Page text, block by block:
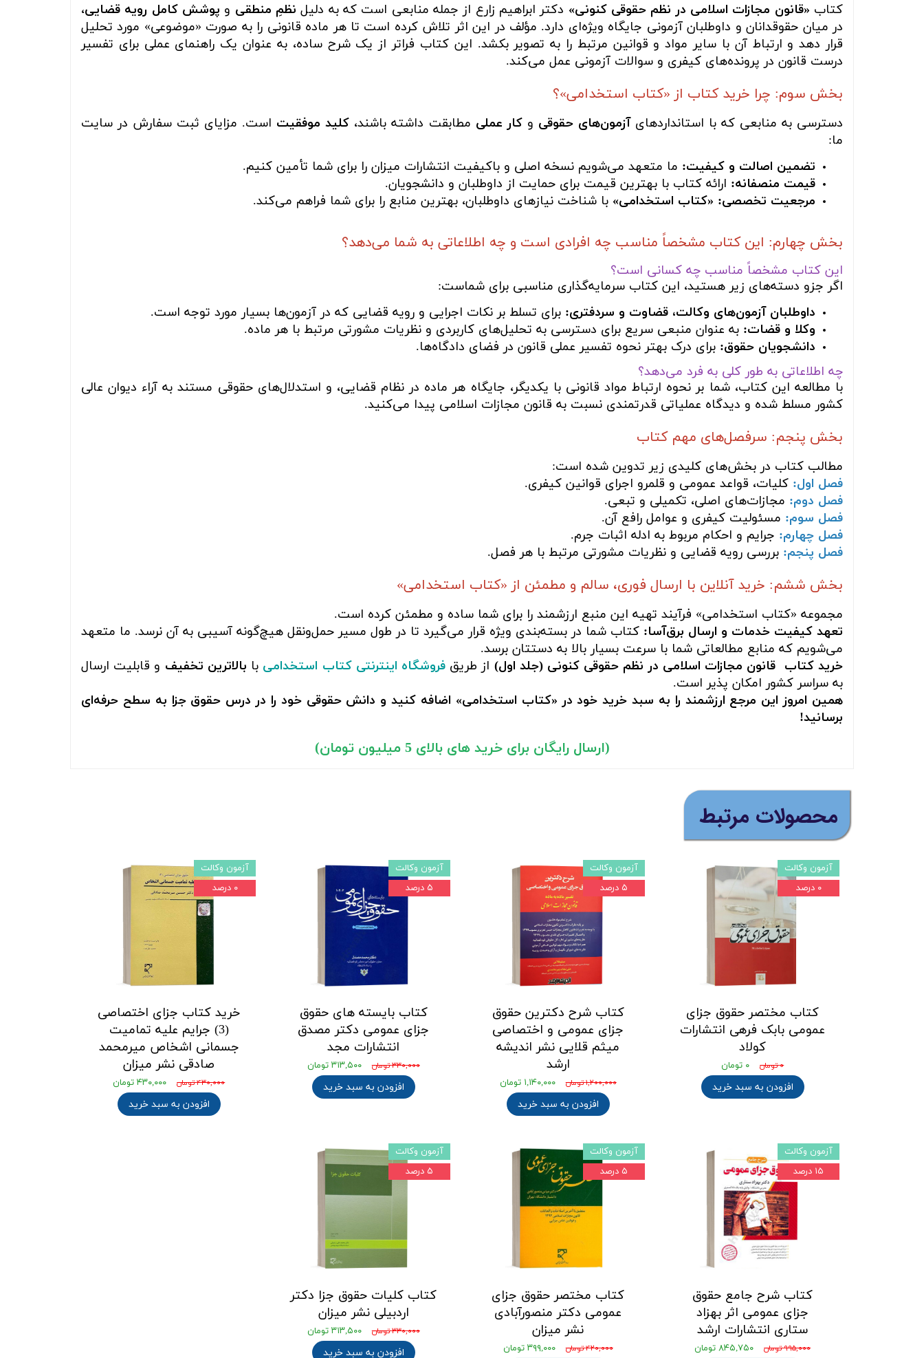
کتاب «قانون مجازات اسلامی در نظم حقوقی کنونی» دکتر ابراهیم زارع از جمله منابعی است که به دلیل نظمِ منطقی و پوشش کامل رویه قضایی،
در میان حقوقدانان و داوطلبان آزمونی جایگاه ویژه‌ای دارد. مؤلف در این اثر تلاش کرده است تا هر ماده قانونی را به صورت «موضوعی» مورد تحلیل
قرار دهد و ارتباط آن با سایر مواد و قوانین مرتبط را به تصویر بکشد. این کتاب فراتر از یک شرح ساده، به عنوان یک راهنمای عملی برای تفسیر
درست قانون در پرونده‌های کیفری و سوالات آزمونی عمل می‌کند.
بخش سوم: چرا خرید کتاب از «کتاب استخدامی»؟
دسترسی به منابعی که با استانداردهایآزمون‌های حقوقی وکار عملی مطابقت داشته باشند، کلید موفقیت است. مزایای ثبت سفارش در سایت
ما:
تضمین اصالت و کیفیت: ما متعهد می‌شویم نسخه اصلی و باکیفیت انتشارات میزان را برای شما تأمین کنیم.
قیمت منصفانه: ارائه کتاب با بهترین قیمت برای حمایت از داوطلبان و دانشجویان.
مرجعیت تخصصی: «کتاب استخدامی» با شناخت نیازهای داوطلبان، بهترین منابع را برای شما فراهم می‌کند.
بخش چهارم: این کتاب مشخصاً مناسب چه افرادی است و چه اطلاعاتی به شما می‌دهد؟
این کتاب مشخصاً مناسب چه کسانی است؟
اگر جزو دسته‌های زیر هستید، این کتاب سرمایه‌گذاری مناسبی برای شماست:
داوطلبان آزمون‌های وکالت، قضاوت و سردفتری: برای تسلط بر نکات اجرایی و رویه قضایی که در آزمون‌ها بسیار مورد توجه است.
وکلا و قضات: به عنوان منبعی سریع برای دسترسی به تحلیل‌های کاربردی و نظریات مشورتی مرتبط با هر ماده.
دانشجویان حقوق: برای درک بهتر نحوه تفسیر عملی قانون در فضای دادگاه‌ها.
چه اطلاعاتی به طور کلی به فرد می‌دهد؟
با مطالعه این کتاب، شما بر نحوه ارتباط مواد قانونی با یکدیگر، جایگاه هر ماده در نظام قضایی، و استدلال‌های حقوقی مستند به آراء دیوان عالی
کشور مسلط شده و دیدگاه عملیاتی قدرتمندی نسبت به قانون مجازات اسلامی پیدا می‌کنید.
بخش پنجم: سرفصل‌های مهم کتاب
مطالب کتاب در بخش‌های کلیدی زیر تدوین شده است:
فصل اول: کلیات، قواعد عمومی و قلمرو اجرای قوانین کیفری.
فصل دوم: مجازات‌های اصلی، تکمیلی و تبعی.
فصل سوم: مسئولیت کیفری و عوامل رافع آن.
فصل چهارم: جرایم و احکام مربوط به ادله اثبات جرم.
فصل پنجم: بررسی رویه قضایی و نظریات مشورتی مرتبط با هر فصل.
بخش ششم: خرید آنلاین با ارسال فوری، سالم و مطمئن از «کتاب استخدامی»
مجموعه «کتاب استخدامی» فرآیند تهیه این منبع ارزشمند را برای شما ساده و مطمئن کرده است.
تعهد کیفیت خدمات و ارسال برق‌آسا: کتاب شما در بسته‌بندی ویژه قرار می‌گیرد تا در طول مسیر حمل‌ونقل هیچ‌گونه آسیبی به آن نرسد. ما متعهد
می‌شویم که منابع مطالعاتی شما با سرعت بسیار بالا به دستتان برسد.
خرید کتاب قانون مجازات اسلامی در نظم حقوقی کنونی (جلد اول) از طریقفروشگاه اینترنتی کتاب استخدامی با بالاترین تخفیف و قابلیت ارسال
به سراسر کشور امکان پذیر است.
همین امروز این مرجع ارزشمند را به سبد خرید خود در «کتاب استخدامی» اضافه کنید و دانش حقوقی خود را در درس حقوق جزا به سطح حرفه‌ای
برسانید!
(ارسال رایگان برای خرید های بالای 5 میلیون تومان)
​محصولات مرتبط
کتاب مختصر حقوق جزای
عمومی بابک فرهی انتشارات
کولاد
۰ تومان ۰ تومان
افزودن به سبد خرید
آزمون وکالت
۰ درصد
کتاب شرح دکترین حقوق
جزای عمومی و اختصاصی
میثم قلایی نشر اندیشه
ارشد
۱,۲۰۰,۰۰۰ تومان ۱,۱۴۰,۰۰۰ تومان
افزودن به سبد خرید
آزمون وکالت
۵ درصد
کتاب بایسته های حقوق
جزای عمومی دکتر مصدق
انتشارات مجد
۳۳۰,۰۰۰ تومان ۳۱۳,۵۰۰ تومان
افزودن به سبد خرید
آزمون وکالت
۵ درصد
خرید کتاب جزای اختصاصی
(3) جرایم علیه تمامیت
جسمانی اشخاص میرمحمد
صادقی نشر میزان
۴۳۰,۰۰۰ تومان ۴۳۰,۰۰۰ تومان
افزودن به سبد خرید
آزمون وکالت
۰ درصد
کتاب شرح جامع حقوق
جزای عمومی اثر بهزاد
ستاری انتشارات ارشد
۹۹۵,۰۰۰ تومان ۸۴۵,۷۵۰ تومان
آزمون وکالت
۱۵ درصد
کتاب مختصر حقوق جزای
عمومی دکتر منصورآبادی
نشر میزان
۴۲۰,۰۰۰ تومان ۳۹۹,۰۰۰ تومان
آزمون وکالت
۵ درصد
کتاب کلیات حقوق جزا دکتر
اردبیلی نشر میزان
۳۳۰,۰۰۰ تومان ۳۱۳,۵۰۰ تومان
افزودن به سبد خرید
آزمون وکالت
۵ درصد